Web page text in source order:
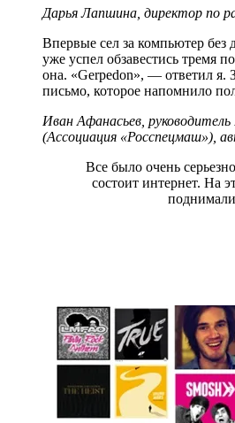
Дарья Лапшина, директор по
Впервые сел за компьютер без
уже успел обзавестись тремя
она. «Gerpedon», — ответил я.
письмо, которое напомнило
Иван Афанасьев, руководитель
(Ассоциация «Росспецмаш»),
Все было очень
состоит интернет. На